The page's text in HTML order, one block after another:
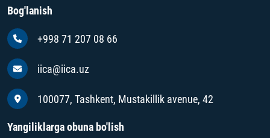
Bog'lanish
+998 71 207 08 66
iica@iica.uz
100077, Tashkent, Mustakillik avenue, 42
Yangiliklarga obuna bo'lish